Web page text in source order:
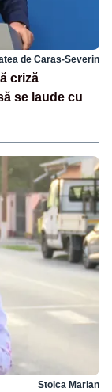
de Caras-Severin
criză
se laude cu
Stoica Marian